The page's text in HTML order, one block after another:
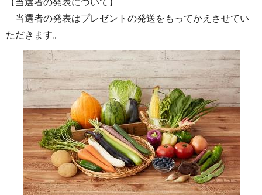
当選者の発表はプレゼントの発送をもってかえさせてい
ただきます。